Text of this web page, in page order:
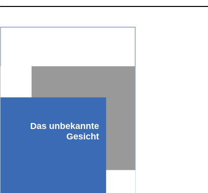
Das unbekannte
Gesicht